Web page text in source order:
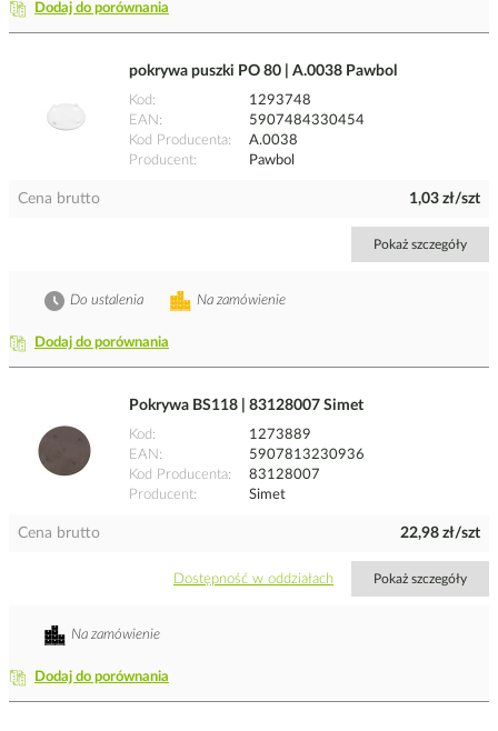
Dodaj do porównania
pokrywa puszki PO 80 | A.0038 Pawbol
Kod
1293748
EAN
5907484330454
Kod Producenta
A.0038
Producent
Pawbol
Cena brutto 1,03 zł/szt
Pokaż szczegóły
Dodaj do porównania
Na zamówienie
Do ustalenia
Pokrywa BS118 | 83128007 Simet
Kod
1273889
EAN
5907813230936
Kod Producenta
83128007
Producent
Simet
Cena brutto 22,98 zł/szt
Dostępność w oddziałach Pokaż szczegóły
Dodaj do porównania
Na zamówienie